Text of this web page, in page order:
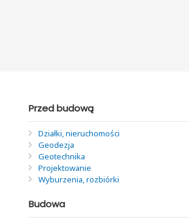
Przed budową
Działki, nieruchomości
Geodezja
Geotechnika
Projektowanie
Wyburzenia, rozbiórki
Budowa